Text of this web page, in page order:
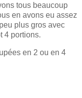
tous beaucoup
en avons eu assez
plus gros avec
4 portions.
en 2 ou en 4